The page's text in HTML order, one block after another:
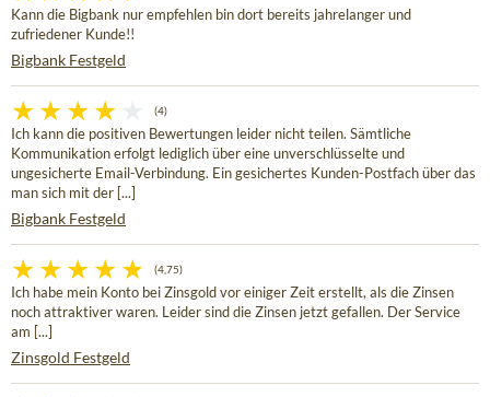
Kann die Bigbank nur empfehlen bin dort bereits jahrelanger und
zufriedener Kunde!!
Bigbank Festgeld
(4)
Ich kann die positiven Bewertungen leider nicht teilen. Sämtliche
Kommunikation erfolgt lediglich über eine unverschlüsselte und
ungesicherte Email-Verbindung. Ein gesichertes Kunden-Postfach über das
man sich mit der [...]
Bigbank Festgeld
(4,75)
Ich habe mein Konto bei Zinsgold vor einiger Zeit erstellt, als die Zinsen
noch attraktiver waren. Leider sind die Zinsen jetzt gefallen. Der Service
am [...]
Zinsgold Festgeld